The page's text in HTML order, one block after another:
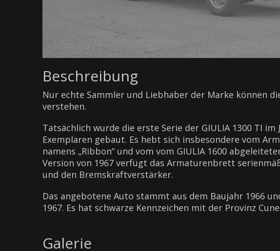
Beschreibung
Nur echte Sammler und Liebhaber der Marke können
verstehen.
Tatsächlich wurde die erste Serie der GIULIA 1300 TI im
Exemplaren gebaut. Es hebt sich insbesondere vom
namens „Ribbon“ und vom vom GIULIA 1600
Version von 1967 verfügt das Armaturenbrett
und den Bremskraftverstärker.
Das angebotene Auto stammt aus dem Baujahr 1966
1967. Es hat schwarze Kennzeichen mit der Provinz
Galerie